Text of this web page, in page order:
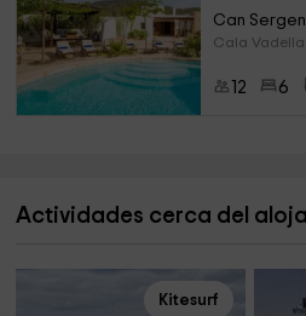
Can
Cala Vadella
12 6
Actividades cerca del
Kitesurf